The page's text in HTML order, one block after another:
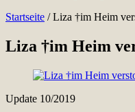
Startseite /Liza †im Heim
Liza †im Heim
Update 10/2019